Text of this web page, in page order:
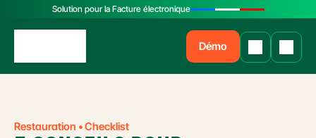
Solution pour la Facture électronique
Démo
Restauration • Checklist